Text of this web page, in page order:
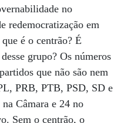
no
redemocratização em
é o centrão? É
grupo? Os números
que não são nem
PRB, PTB, PSD, SD e
Câmara e 24 no
Sem o centrão, o